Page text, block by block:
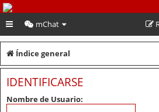
PeruVoley.com
mChat
Índice general
IDENTIFICARSE
Nombre de Usuario: